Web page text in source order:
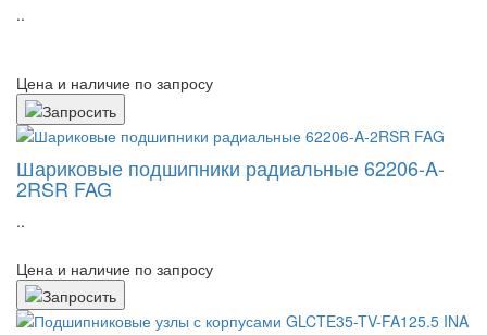
..
Цена и наличие по запросу
Шариковые подшипники радиальные 62206-A-
2RSR FAG
..
Цена и наличие по запросу